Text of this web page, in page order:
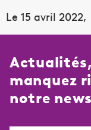
Le 15 avril 2022,
manquez
notre